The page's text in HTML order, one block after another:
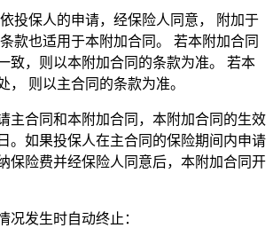
投保人的申请，经保险人同意， 附加于
款也适用于本附加合同。 若本附加合同
致，则以本附加合同的条款为准。 若本
， 则以主合同的条款为准。
主合同和本附加合同，本附加合同的生效
。如果投保人在主合同的保险期间内申请
保险费并经保险人同意后，本附加合同开
况发生时自动终止：